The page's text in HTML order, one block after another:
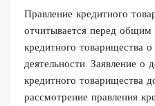
Правление кредитного
отчитывается перед общим
кредитного товарищества о
деятельности. Заявление о
кредитного товарищества
рассмотрение правления